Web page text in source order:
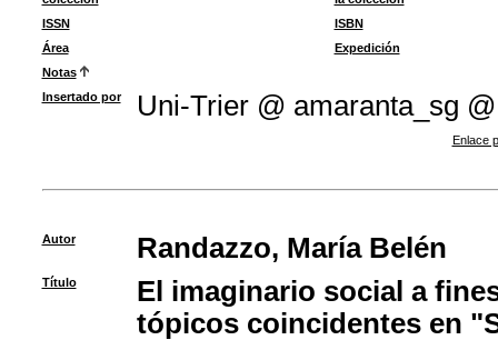
ISSN
ISBN
Área
Expedición
Notas
Insertado por
Uni-Trier @ amaranta_sg @
Enlace
Autor Randazzo, María Belén
Título
El imaginario social a
tópicos coincidentes en